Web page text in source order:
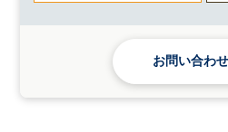
お問い合わせ